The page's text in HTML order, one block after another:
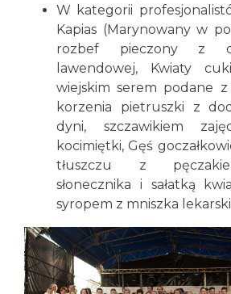
W kategorii
Kapias (Marynowany w
rozbef pieczony z
lawendowej, Kwiaty
wiejskim serem podane
korzenia pietruszki z
dyni, szczawikiem
kocimiętki, Gęś
tłuszczu z
słonecznika i sałatką
syropem z mniszka